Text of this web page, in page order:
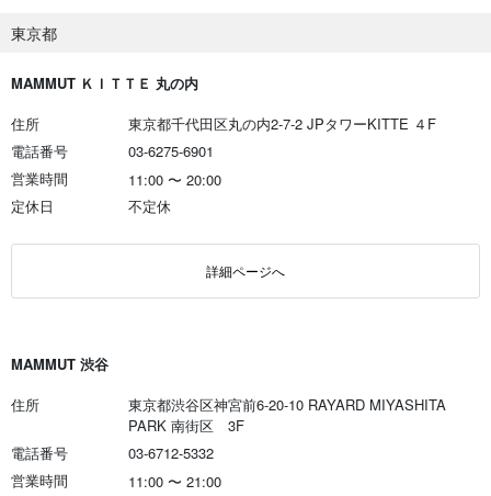
東京都
MAMMUT ＫＩＴＴＥ 丸の内
住所
東京都千代田区丸の内2-7-2 JPタワーKITTE ４F
電話番号
03-6275-6901
営業時間
11:00 〜 20:00
定休日
不定休
詳細ページへ
MAMMUT 渋谷
住所
東京都渋谷区神宮前6-20-10 RAYARD MIYASHITA
PARK 南街区 3F
電話番号
03-6712-5332
営業時間
11:00 〜 21:00